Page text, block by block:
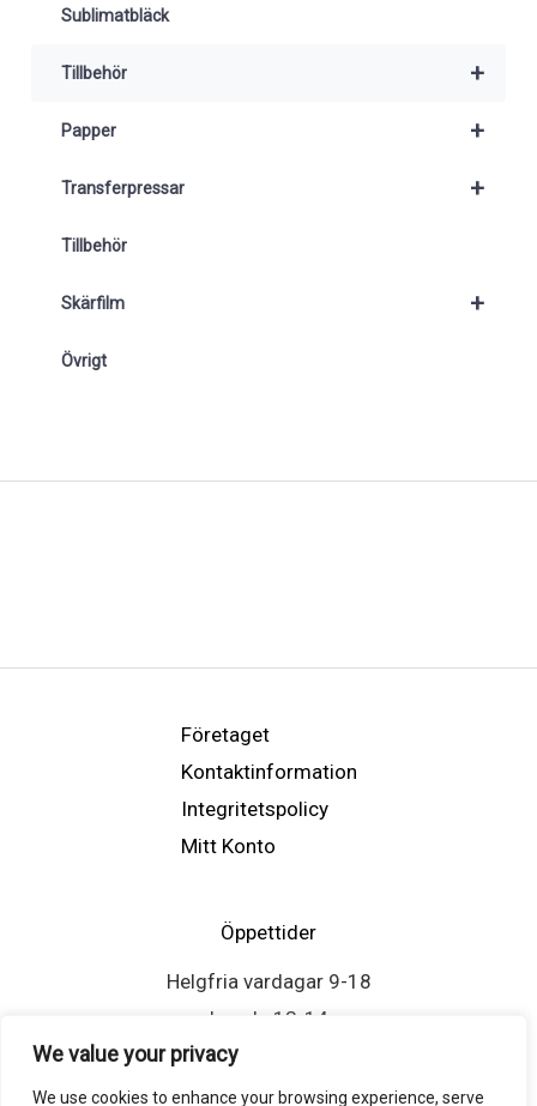
We value your privacy
We use cookies to enhance your browsing experience, serve
Sublimatbläck
+
Tillbehör
+
Papper
+
Transferpressar
Tillbehör
+
Skärfilm
Övrigt
Företaget
Kontaktinformation
Integritetspolicy
Mitt Konto
Öppettider
Helgfria vardagar 9-18
Lunch: 13-14